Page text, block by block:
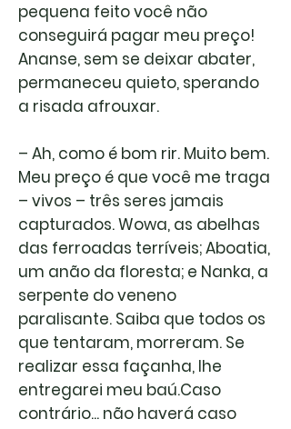
pequena feito você não
conseguirá pagar meu preço!
Ananse, sem se deixar abater,
permaneceu quieto, sperando
a risada afrouxar.
– Ah, como é bom rir. Muito bem.
Meu preço é que você me traga
– vivos – três seres jamais
capturados. Wowa, as abelhas
das ferroadas terríveis; Aboatia,
um anão da floresta; e Nanka, a
serpente do veneno
paralisante. Saiba que todos os
que tentaram, morreram. Se
realizar essa façanha, lhe
entregarei meu baú.Caso
contrário... não haverá caso